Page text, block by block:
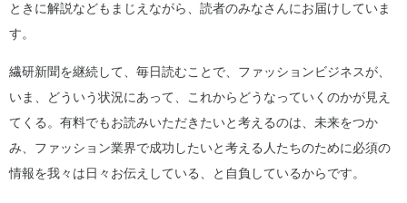
ときに解説などもまじえながら、読者のみなさんにお届けしていま
す。
繊研新聞を継続して、毎日読むことで、ファッションビジネスが、
いま、どういう状況にあって、これからどうなっていくのかが見え
てくる。有料でもお読みいただきたいと考えるのは、未来をつか
み、ファッション業界で成功したいと考える人たちのために必須の
情報を我々は日々お伝えしている、と自負しているからです。